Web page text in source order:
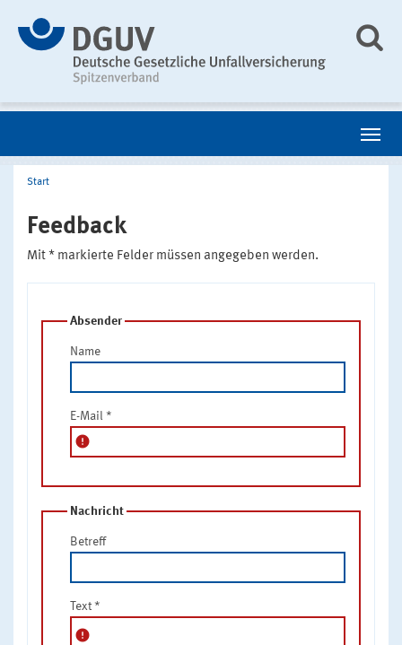
Start
Feedback
Mit * markierte Felder müssen angegeben werden.
Absender
Name
E-Mail *
error
Nachricht
Betreff
Text *
error